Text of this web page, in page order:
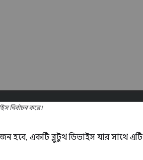
নির্বাচন করে।
হবে, একটি ব্লুটুথ ডিভাইস যার সাথে এটি